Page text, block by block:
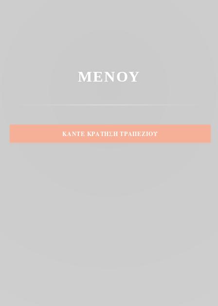
ΜΕΝΟΎ
ΚΆΝΤΕ ΚΡΆΤΗΣΗ ΤΡΑΠΕΖΙΟΎ